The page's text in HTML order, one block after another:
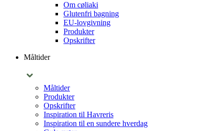
Om cøliaki
Glutenfri bagning
EU-lovgivning
Produkter
Opskrifter
Måltider
Måltider
Produkter
Opskrifter
Inspiration til Havreris
Inspiration til en sundere hverdag